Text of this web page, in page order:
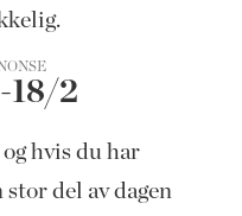
18/2
hvis du har
del av dagen